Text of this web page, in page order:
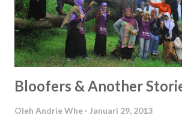
Bloofers & Another
Oleh Andrie Whe Januari 29, 2013